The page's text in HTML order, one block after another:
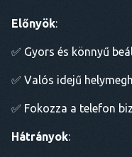
Előnyök:
✅ Gyors és könnyű
✅ Valós idejű
✅ Fokozza a telefon
Hátrányok: